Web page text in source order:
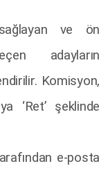
ve ön
adayların
Komisyon,
‘Ret’ şeklinde
e-posta